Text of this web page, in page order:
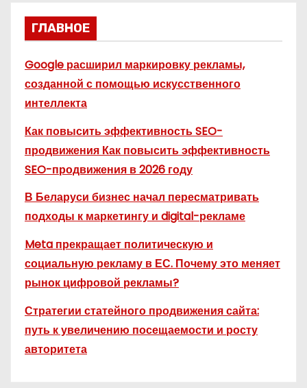
ГЛАВНОЕ
Google расширил маркировку рекламы,
созданной с помощью искусственного
интеллекта
Как повысить эффективность SEO-
продвижения Как повысить эффективность
SEO-продвижения в 2026 году
В Беларуси бизнес начал пересматривать
подходы к маркетингу и digital-рекламе
Meta прекращает политическую и
социальную рекламу в ЕС. Почему это меняет
рынок цифровой рекламы?
Стратегии статейного продвижения сайта:
путь к увеличению посещаемости и росту
авторитета